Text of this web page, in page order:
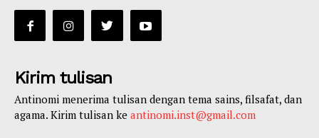
Kirim tulisan
Antinomi menerima tulisan dengan tema sains, filsafat, dan
agama. Kirim tulisan ke antinomi.inst@gmail.com